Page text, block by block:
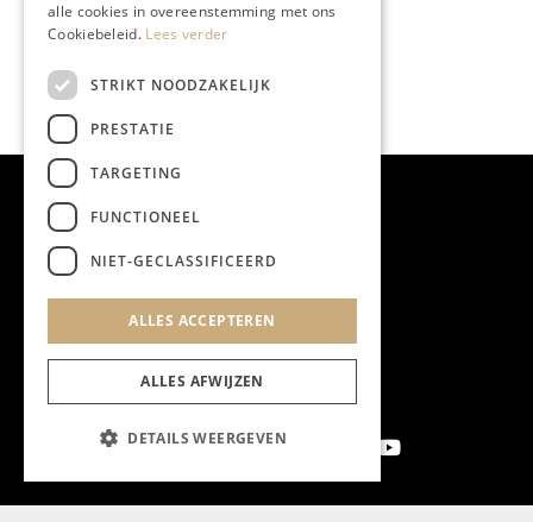
alle cookies in overeenstemming met ons
Cookiebeleid. Lees verder
STRIKT NOODZAKELIJK
PRESTATIE
TARGETING
FUNCTIONEEL
NIET-GECLASSIFICEERD
ALLES ACCEPTEREN
ALLES AFWIJZEN
DETAILS WEERGEVEN